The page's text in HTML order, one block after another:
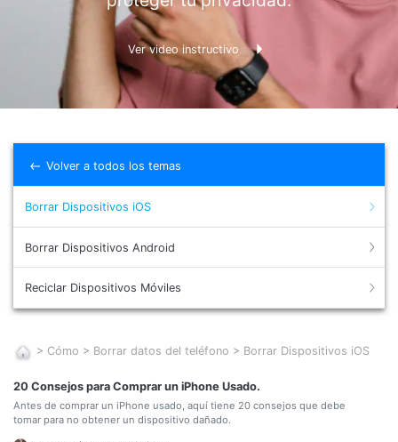
Gestor de Datos
Reparación de Móviles
Protección del Móvil
Iniciar sesión
Ver video instructivo
Volver a todos los temas
Borrar Dispositivos iOS
Borrar Dispositivos Android
Reciclar Dispositivos Móviles
> Cómo > Borrar datos del teléfono > Borrar Dispositivos iOS
20 Consejos para Comprar un iPhone Usado.
Antes de comprar un iPhone usado, aquí tiene 20 consejos que debe
tomar para no obtener un dispositivo dañado.